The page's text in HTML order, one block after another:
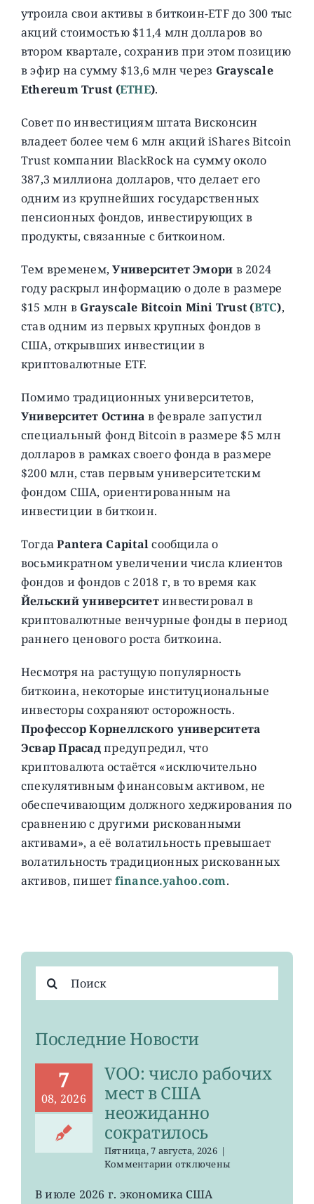
утроила свои активы в биткоин-ETF до 300 тыс
акций стоимостью $11,4 млн долларов во
втором квартале, сохранив при этом позицию
в эфир на сумму $13,6 млн через Grayscale
Ethereum Trust (ETHE).
Совет по инвестициям штата Висконсин
владеет более чем 6 млн акций iShares Bitcoin
Trust компании BlackRock на сумму около
387,3 миллиона долларов, что делает его
одним из крупнейших государственных
пенсионных фондов, инвестирующих в
продукты, связанные с биткоином.
Тем временем, Университет Эмори в 2024
году раскрыл информацию о доле в размере
$15 млн в Grayscale Bitcoin Mini Trust (BTC),
став одним из первых крупных фондов в
США, открывших инвестиции в
криптовалютные ETF.
Помимо традиционных университетов,
Университет Остина в феврале запустил
специальный фонд Bitcoin в размере $5 млн
долларов в рамках своего фонда в размере
$200 млн, став первым университетским
фондом США, ориентированным на
инвестиции в биткоин.
ТогдаPantera Capitalсообщила о
восьмикратном увеличении числа клиентов
фондов и фондов с 2018 г, в то время как
Йельский университетинвестировал в
криптовалютные венчурные фонды в период
раннего ценового роста биткоина.
Несмотря на растущую популярность
биткоина, некоторые институциональные
инвесторы сохраняют осторожность.
Профессор Корнеллского университета
Эсвар Прасадпредупредил, что
криптовалюта остаётся «исключительно
спекулятивным финансовым активом, не
обеспечивающим должного хеджирования по
сравнению с другими рискованными
активами», а её волатильность превышает
волатильность традиционных рискованных
активов, пишет finance.yahoo.com.
поиска:
Последние Новости
7
08, 2026
VOO: число рабочих
мест в США
неожиданно
сократилось
Пятница, 7 августа, 2026 |
Комментариик
VOO:
отключены
В июле 2026 г. экономика США